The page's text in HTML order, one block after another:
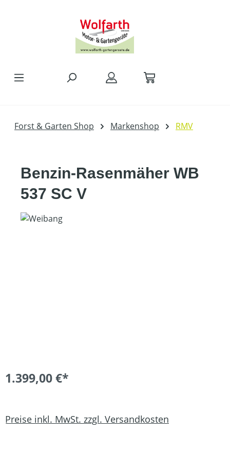
Forst & Garten Shop Markenshop RMV
Benzin-Rasenmäher WB
537 SC V
1.399,00 €*
Preise inkl. MwSt. zzgl. Versandkosten